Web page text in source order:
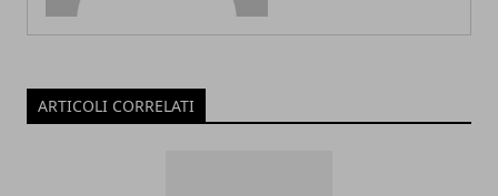
ARTICOLI CORRELATI